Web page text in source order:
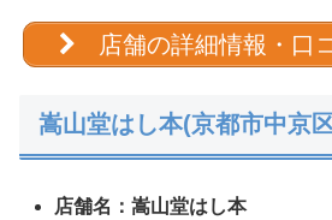
店舗の詳細情報・口
嵩山堂はし本(京都市中京
店舗名：嵩山堂はし本